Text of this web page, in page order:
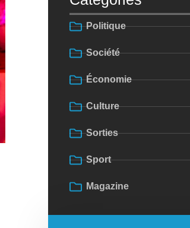
Politique
Société
Économie
Culture
Sorties
Sport
Magazine